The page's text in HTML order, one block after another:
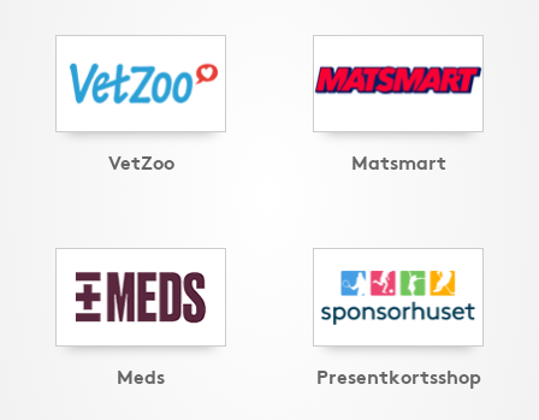
VetZoo Matsmart
Meds Presentkortsshop